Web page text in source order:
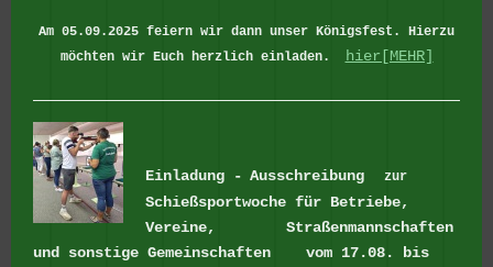
Am 05.09.2025 feiern wir dann unser Königsfest. Hierzu
möchten wir Euch herzlich einladen.
hier[MEHR]
Einladung - Ausschreibung zur
Schießsportwoche für Betriebe,
Vereine, Straßenmannschaften
und sonstige Gemeinschaften
vom 17.08. bis